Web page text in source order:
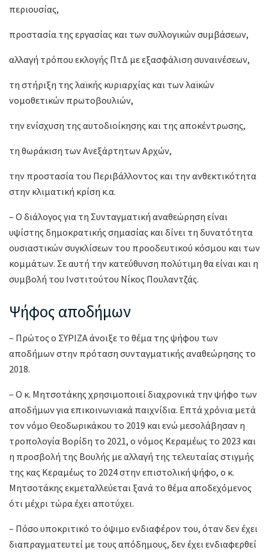
περιουσίας,
προστασία της εργασίας και των συλλογικών συμβάσεων,
αλλαγή τρόπου εκλογής ΠτΔ με εξασφάλιση συναινέσεων,
τη στήριξη της λαϊκής κυριαρχίας και των λαϊκών
νομοθετικών πρωτοβουλιών,
την ενίσχυση της αυτοδιοίκησης και της αποκέντρωσης,
τη θωράκιση των Ανεξάρτητων Αρχών,
την προστασία του Περιβάλλοντος και την ανθεκτικότητα
στην κλιματική κρίση κ.α.
– Ο διάλογος για τη Συνταγματική αναθεώρηση είναι
υψίστης δημοκρατικής σημασίας και δίνει τη δυνατότητα
ουσιαστικών συγκλίσεων του προοδευτικού κόσμου και των
κομμάτων. Σε αυτή την κατεύθυνση πολύτιμη θα είναι και η
συμβολή του Ινστιτούτου Νίκος Πουλαντζάς.
Ψήφος αποδήμων
– Πρώτος ο ΣΥΡΙΖΑ άνοιξε το θέμα της ψήφου των
αποδήμων στην πρόταση συνταγματικής αναθεώρησης το
2018.
– Ο κ. Μητσοτάκης χρησιμοποιεί διαχρονικά την ψήφο των
αποδήμων για επικοινωνιακά παιχνίδια. Επτά χρόνια μετά
τον νόμο Θεοδωρικάκου το 2019 και ενώ μεσολάβησαν η
τροπολογία Βορίδη το 2021, ο νόμος Κεραμέως το 2023 και
η προσβολή της Βουλής με αλλαγή της τελευταίας στιγμής
της κας Κεραμέως το 2024 στην επιστολική ψήφο, ο κ.
Μητσοτάκης εκμεταλλεύεται ξανά το θέμα αποδεχόμενος
ότι μέχρι τώρα έχει αποτύχει.
– Πόσο υποκριτικό το όψιμο ενδιαφέρον του, όταν δεν έχει
διαπραγματευτεί με τους απόδημους, δεν έχει ενδιαφερθεί